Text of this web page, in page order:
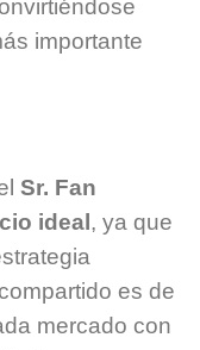
importante
Sr. Fan
ideal , ya que
es de
mercado con